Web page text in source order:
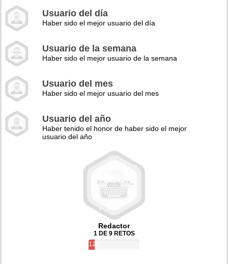
Usuario del día
Haber sido el mejor usuario del día
Usuario de la semana
Haber sido el mejor usuario de la semana
Usuario del mes
Haber sido el mejor usuario del mes
Usuario del año
Haber tenido el honor de haber sido el mejor
usuario del año
Redactor
1 DE 9 RETOS
12%